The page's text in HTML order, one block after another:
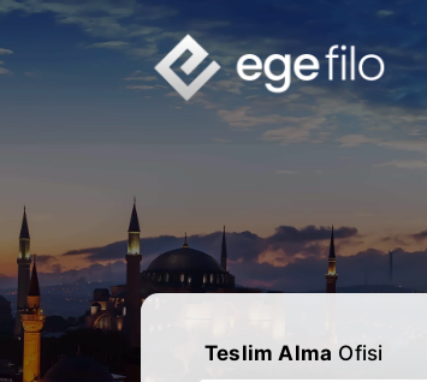
Teslim Alma Ofisi